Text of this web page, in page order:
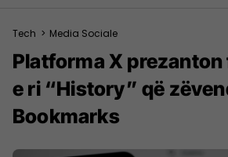
Tech > Media Sociale
Platforma X
e ri “History” që
Bookmarks